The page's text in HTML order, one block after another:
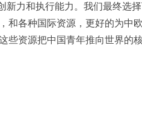
力和执行能力。我们最终选
和各种国际资源，更好的为中
些资源把中国青年推向世界的